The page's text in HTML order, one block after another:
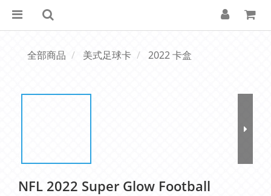
全部商品 美式足球卡 2022 卡盒
NFL 2022 Super Glow Football